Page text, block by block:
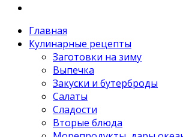
Главная
Кулинарные рецепты
Заготовки на зиму
Выпечка
Закуски и бутерброды
Салаты
Сладости
Вторые блюда